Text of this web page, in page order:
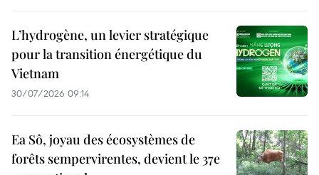
L’hydrogène, un levier stratégique
pour la transition énergétique du
Vietnam
30/07/2026 09:14
Ea Sô, joyau des écosystèmes de
forêts sempervirentes, devient le 37e